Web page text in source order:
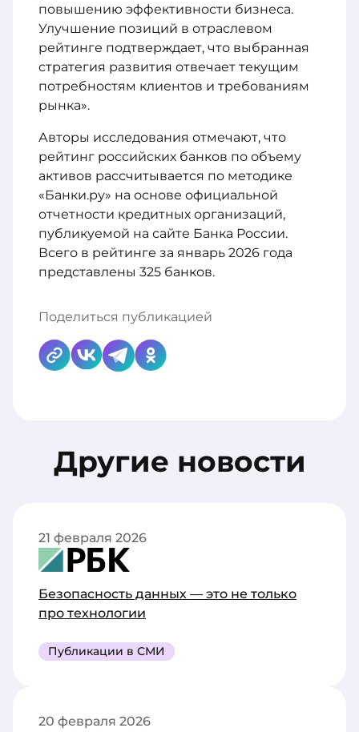
повышению эффективности бизнеса.
Улучшение позиций в отраслевом
рейтинге подтверждает, что выбранная
стратегия развития отвечает текущим
потребностям клиентов и требованиям
рынка».
Авторы исследования отмечают, что
рейтинг российских банков по объему
активов рассчитывается по методике
«Банки.ру» на основе официальной
отчетности кредитных организаций,
публикуемой на сайте Банка России.
Всего в рейтинге за январь 2026 года
представлены 325 банков.
Поделиться публикацией
Другие новости
Безопасность данных — это не только
про технологии
21 февраля 2026
Публикации в СМИ
20 февраля 2026